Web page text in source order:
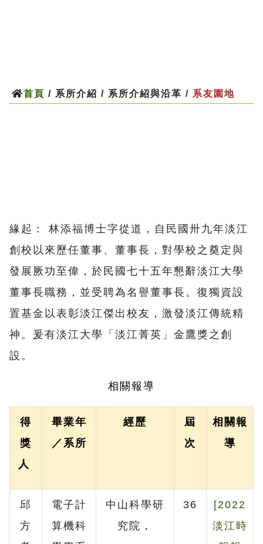
首頁 / 系所介紹 / 系所介紹與沿革 / 系友園地
緣起： 林添福博士字從道，自民國卅九年淡江
創校以來歷任董事、董事長，對學校之奠定與
發展厥功至偉，於民國七十五年懇辭淡江大學
董事長職務，並受聘為名譽董事長。復獨資設
置基金以表彰淡江傑出校友，激發淡江傳統精
神。爰有淡江大學「淡江菁英」金鷹獎之創
設。
相關報導
得
獎
人
畢業年
／系所
經歷
屆
次
相關報
導
邱
方
電子計
算機科
中山科學研
究院，
36
[2022
淡江時